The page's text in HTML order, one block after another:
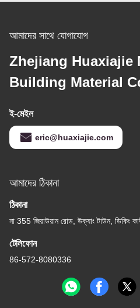
আমাদের সাথে যোগাযোগ
Zhejiang Huaxiajie
Building Material
ই-মেইল
eric@huaxiajie.com
আমাদের ঠিকানা
ঠিকানা
না 355 জিয়াউয়ান রোড, উক্যাং টাউন, ডিকিং
টেলিফোন
86-572-8080336